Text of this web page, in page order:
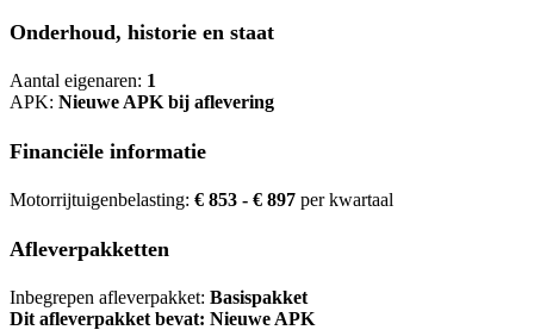
Onderhoud, historie en staat
Aantal eigenaren: 1
APK: Nieuwe APK bij aflevering
Financiële informatie
Motorrijtuigenbelasting: € 853 - € 897 per kwartaal
Afleverpakketten
Inbegrepen afleverpakket: Basispakket
Dit afleverpakket bevat: Nieuwe APK